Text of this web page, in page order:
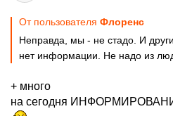
От пользователя Флоренс
Неправда, мы - не стадо. И
нет информации. Не надо из
+ много
на сегодня